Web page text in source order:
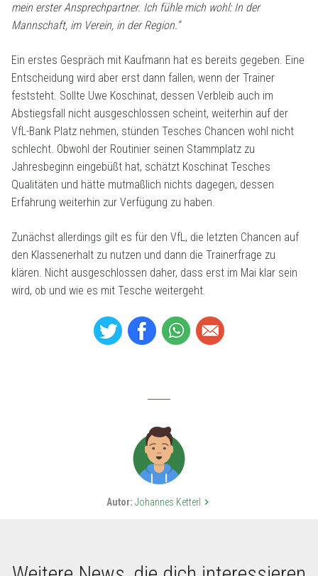
mein erster Ansprechpartner. Ich fühle mich wohl: In der
Mannschaft, im Verein, in der Region.“
Ein erstes Gespräch mit Kaufmann hat es bereits gegeben. Eine
Entscheidung wird aber erst dann fallen, wenn der Trainer
feststeht. Sollte Uwe Koschinat, dessen Verbleib auch im
Abstiegsfall nicht ausgeschlossen scheint, weiterhin auf der
VfL-Bank Platz nehmen, stünden Tesches Chancen wohl nicht
schlecht. Obwohl der Routinier seinen Stammplatz zu
Jahresbeginn eingebüßt hat, schätzt Koschinat Tesches
Qualitäten und hätte mutmaßlich nichts dagegen, dessen
Erfahrung weiterhin zur Verfügung zu haben.
Zunächst allerdings gilt es für den VfL, die letzten Chancen auf
den Klassenerhalt zu nutzen und dann die Trainerfrage zu
klären. Nicht ausgeschlossen daher, dass erst im Mai klar sein
wird, ob und wie es mit Tesche weitergeht.
Autor: Johannes Ketterl keyboard_arrow_right